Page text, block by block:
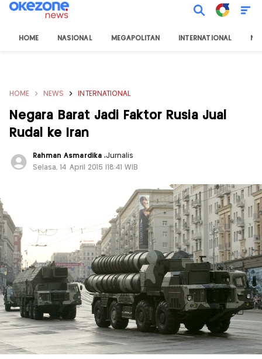
HOME NASIONAL MEGAPOLITAN INTERNATIONAL
HOME NEWS INTERNATIONAL
Negara Barat Jadi Faktor Rusia Jual
Rudal ke Iran
Rahman Asmardika ,Jurnalis
Selasa, 14 April 2015 |18:41 WIB